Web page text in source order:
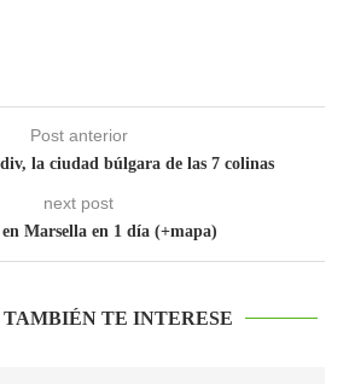
Post anterior
la ciudad búlgara de las 7 colinas
next post
Marsella en 1 día (+mapa)
TE INTERESE